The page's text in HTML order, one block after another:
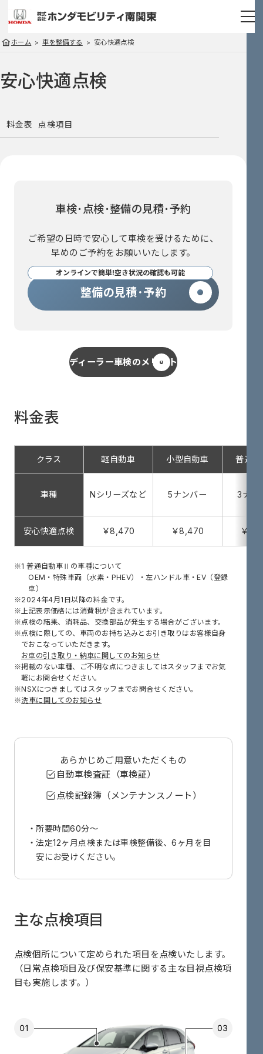
ホーム 車を整備する 安心快適点検
安心快適点検
料金表 点検項目
車検･点検･整備の見積･予約
ご希望の日時で安心して車検を受けるために、
早めのご予約をお願いいたします。
オンラインで簡単!空き状況の確認も可能
整備の見積･予約
ディーラー車検のメリット
料金表
クラス 軽自動車 小型自動車 普通自
車種 Nシリーズなど 5ナンバー 3ナン
安心快適点検 ￥8,470 ￥8,470 ￥
1 普通自動車Ⅱの車種について
OEM・特殊車両（水素・PHEV）・左ハンドル車・EV（登録
車）
2024年4月1日以降の料金です。
上記表示価格には消費税が含まれています。
点検の結果、消耗品、交換部品が発生する場合がございます。
点検に際しての、車両のお持ち込みとお引き取りはお客様自身
でおこなっていただきます。
お車の引き取り・納車に関してのお知らせ
掲載のない車種、ご不明な点につきましてはスタッフまでお気
軽にお問合せください。
NSXにつきましてはスタッフまでお問合せください。
洗車に関してのお知らせ
あらかじめ ご用意いただくもの
自動車検査証（車検証）
点検記録簿（メンテナンスノート）
所要時間60分～
法定12ヶ月点検または車検整備後、6ヶ月を目
安にお受けください。
主な点検項目
点検個所について定められた項目を点検いたします。
（日常点検項目及び保安基準に関する主な目視点検項
目も実施します。）